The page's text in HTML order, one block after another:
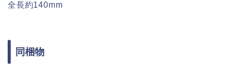
全長約140mm
同梱物